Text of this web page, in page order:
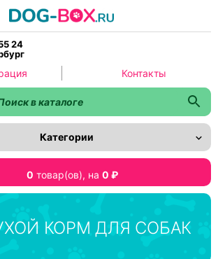
24
0 товар(ов), на 0 ₽
Категории
Контакты
КОРМ ДЛЯ СОБАК